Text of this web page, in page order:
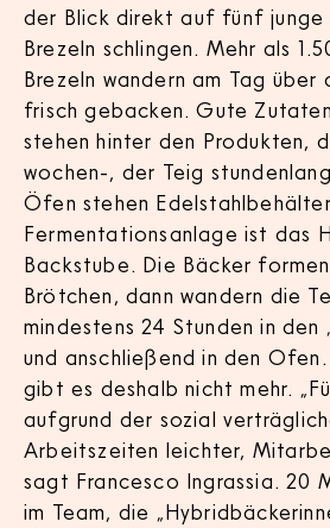
der Blick direkt auf fünf junge
Brezeln schlingen. Mehr als
Brezeln wandern am Tag über
frisch gebacken. Gute
stehen hinter den Produkten,
wochen-, der Teig
Öfen stehen
Fermentationsanlage ist das
Backstube. Die Bäcker
Brötchen, dann wandern die
mindestens 24 Stunden in den
und anschließend in den
gibt es deshalb nicht mehr.
aufgrund der sozial
Arbeitszeiten leichter,
sagt Francesco Ingrassia. 20
im Team, die